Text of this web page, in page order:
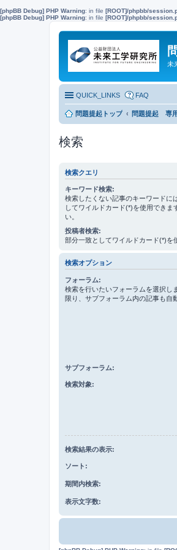
[phpBB Debug] PHP Warning: in file [ROOT]/phpbb/
[phpBB Debug] PHP Warning: in file [ROOT]/phpbb/
未
QUICK_LINKS FAQ
問題提起トップ 問題提起 専
検索
検索クエリ
キーワード検索:
検索したくない記事のキーワードに
してワイルドカード(*)を使用できま
い。
投稿者検索:
部分一致としてワイルドカード(*)を
検索オプション
フォーラム:
検索を行いたいフォーラムを選択し
限り、サブフォーラム内の記事も自
サブフォーラム:
検索対象:
検索結果の表示:
ソート:
期間内検索:
表示文字数: